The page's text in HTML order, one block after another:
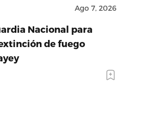
Ago 7, 2026
Nacional para
de fuego